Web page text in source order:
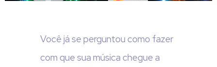
Você já se perguntou como fazer
com que sua música chegue a